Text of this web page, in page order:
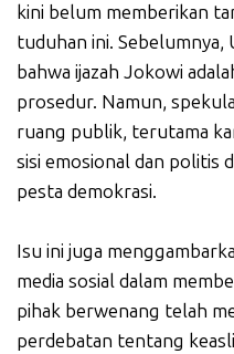
kini belum memberikan
tuduhan ini. Sebelumnya,
bahwa ijazah Jokowi
prosedur. Namun,
ruang publik, terutama
sisi emosional dan politis
pesta demokrasi.
Isu ini juga
media sosial dalam
pihak berwenang telah
perdebatan tentang